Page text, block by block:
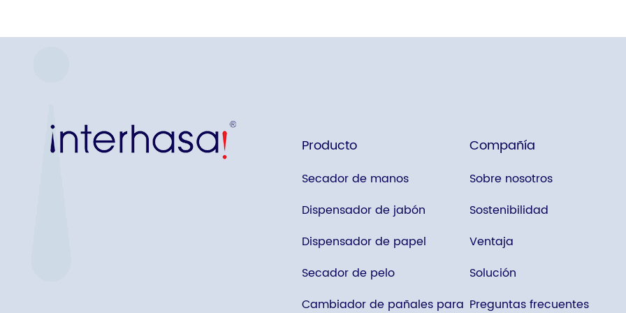
Producto
Secador de manos
Dispensador de jabón
Dispensador de papel
Secador de pelo
Cambiador de pañales para
Compañía
Sobre nosotros
Sostenibilidad
Ventaja
Solución
Preguntas frecuentes